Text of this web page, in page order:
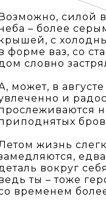
силой
– более
с
форме ваз, со
словно
может, в
и
жизнь
вокруг
ты – тоже
временем